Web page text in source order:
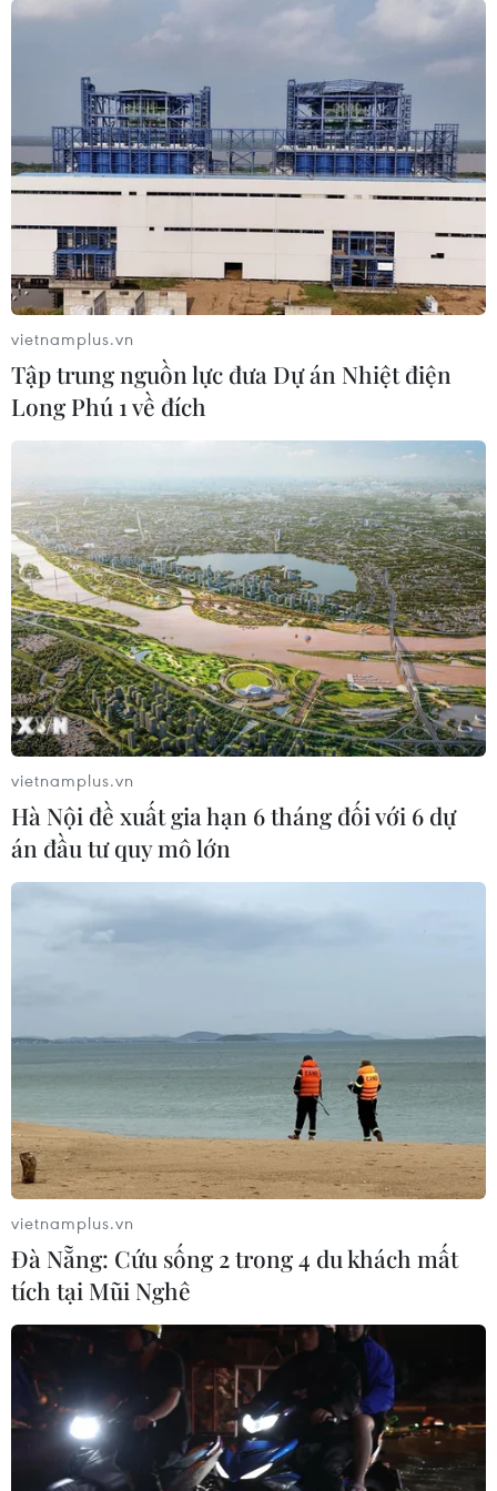
Phát hiện lỗ hổng bảo mật nghiêm
06/08/2026 15:57
Thành lập Hội đồng cấp Nhà nước
xét tặng các giải thưởng khoa học và
công nghệ
06/08/2026 14:19
Đến năm 2030, Việt Nam làm chủ ít
nhất 4 công nghệ chiến lược
06/08/2026 12:58
Trung Quốc vận hành giàn phát điện
gió nổi đầu tiên chịu được bão cấp 17
06/08/2026 11:20
Cao điểm "100 ngày chuyển đổi số":
Chuyển động từ cơ sở
06/08/2026 09:48
Israel và Việt Nam hợp tác trong
ngành bán dẫn và công nghệ cao
06/08/2026 06:40
Doanh thu AI của Microsoft phụ
thuộc phần lớn vào đối tác OpenAI
06/08/2026 06:31
CƠ QUAN CHỦ QUẢN: THÔNG TẤN XÃ VIỆT NAM
vietnamplus.vn
Tập trung nguồn lực đưa Dự án Nhiệt điện
Long Phú 1 về đích
vietnamplus.vn
Hà Nội đề xuất gia hạn 6 tháng đối với 6 dự
án đầu tư quy mô lớn
vietnamplus.vn
Đà Nẵng: Cứu sống 2 trong 4 du khách mất
tích tại Mũi Nghê